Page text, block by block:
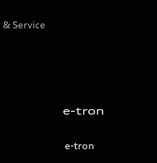
& Service
e-tron
e-tron